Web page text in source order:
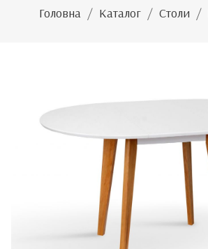
Головна Каталог Столи